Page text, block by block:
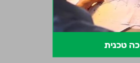
טכנית